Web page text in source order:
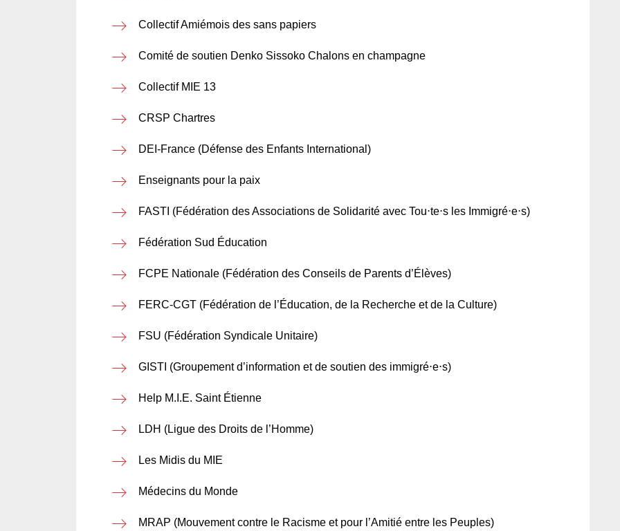
Collectif Amiémois des sans papiers
Comité de soutien Denko Sissoko Chalons en champagne
Collectif MIE 13
CRSP Chartres
DEI-France (Défense des Enfants International)
Enseignants pour la paix
FASTI (Fédération des Associations de Solidarité avec Tou⋅te⋅s les Immigré⋅e⋅s)
Fédération Sud Éducation
FCPE Nationale (Fédération des Conseils de Parents d’Élèves)
FERC-CGT (Fédération de l’Éducation, de la Recherche et de la Culture)
FSU (Fédération Syndicale Unitaire)
GISTI (Groupement d’information et de soutien des immigré⋅e⋅s)
Help M.I.E. Saint Étienne
LDH (Ligue des Droits de l’Homme)
Les Midis du MIE
Médecins du Monde
MRAP (Mouvement contre le Racisme et pour l’Amitié entre les Peuples)